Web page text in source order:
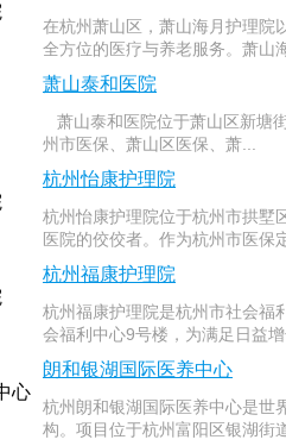
在杭州萧山区，萧山海月护理院
全方位的医疗与养老服务。萧山
萧山泰和医院
萧山泰和医院位于萧山区新塘
州市医保、萧山区医保、萧...
杭州怡康护理院
杭州怡康护理院位于杭州市拱墅
医院的佼佼者。作为杭州市医保
杭州福康护理院
杭州福康护理院是杭州市社会福
会福利中心9号楼，为满足日益
朗和银湖国际医养中心
杭州朗和银湖国际医养中心是世
构。项目位于杭州富阳区银湖街